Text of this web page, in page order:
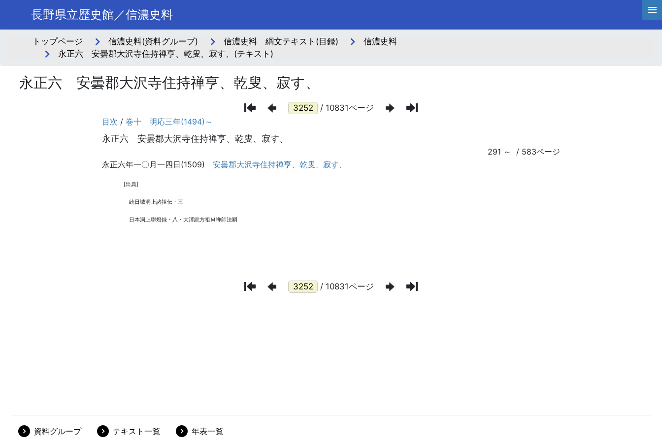
長野県立歴史館／信濃史料
トップページ 信濃史料(資料グループ) 信濃史料 綱文テキスト(目録)
信濃史料
永正六 安曇郡大沢寺住持禅亨、乾叟、寂す、(テキスト)
永正六 安曇郡大沢寺住持禅亨、乾叟、寂す、
/ 10831ページ
/ 10831ページ
資料グループ テキスト一覧 年表一覧